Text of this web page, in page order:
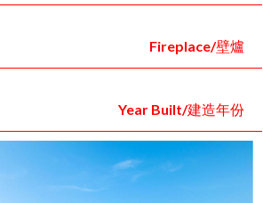
Fireplace/壁爐
Year Built/建造年份